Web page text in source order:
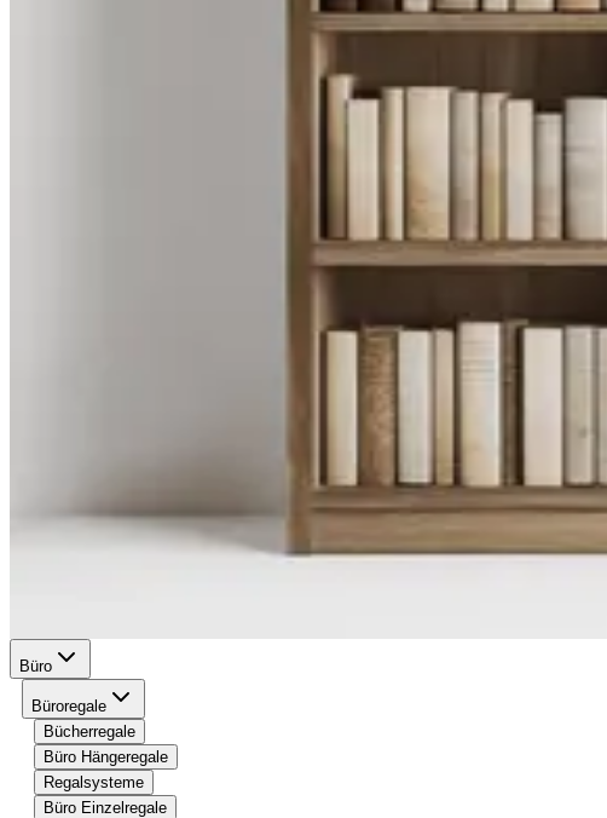
Büro
Büroregale
Bücherregale
Büro Hängeregale
Regalsysteme
Büro Einzelregale